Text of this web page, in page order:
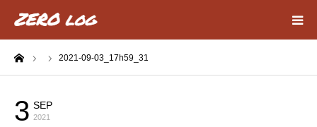
2021-09-03_17h59_31
3 SEP
2021
HOME
Webデザイン